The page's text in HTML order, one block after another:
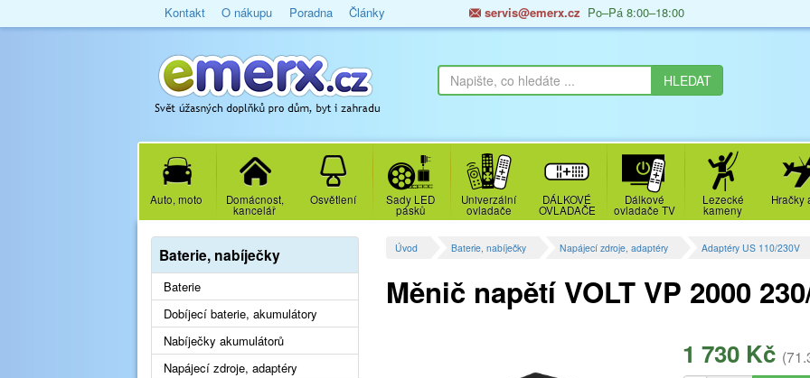
Kontakt O nákupu Poradna Články servis@emerx.cz Po–Pá 8:00–18:00
Auto, moto Domácnost,
kancelář
Osvětlení Sady LED
pásků
Univerzální
ovladače
DÁLKOVÉ
OVLADAČE
Dálkové
ovladače TV
Lezecké
kameny
Hračky
Úvod Baterie, nabíječky Napájecí zdroje, adaptéry Adaptéry US 110/230V
Měnič napětí VOLT VP 2000
1 730 Kč
Baterie, nabíječky
Baterie
Dobíjecí baterie, akumulátory
Nabíječky akumulátorů
Napájecí zdroje, adaptéry